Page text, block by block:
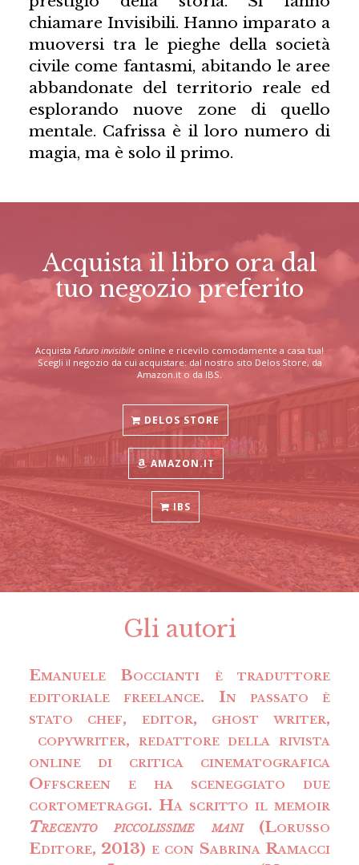
chiamare Invisibili. Hanno imparato a
muoversi tra le pieghe della società
civile come fantasmi, abitando le aree
abbandonate del territorio reale ed
esplorando nuove zone di quello
mentale. Cafrissa è il loro numero di
magia, ma è solo il primo.
Acquista il libro ora dal
tuo negozio preferito
Acquista Futuro invisibile online e ricevilo comodamente a casa tua!
Scegli il negozio da cui acquistare: dal nostro sito Delos Store, da
Amazon.it o da IBS.
DELOS STORE
AMAZON.IT
IBS
Gli autori
Emanuele Boccianti è traduttore
editoriale freelance. In passato è
stato chef, editor, ghost writer,
copywriter, redattore della rivista
online di critica cinematografica
Offscreen e ha sceneggiato due
cortometraggi. Ha scritto il memoir
Trecento piccolissime mani(Lorusso
Editore, 2013) e con Sabrina Ramacci